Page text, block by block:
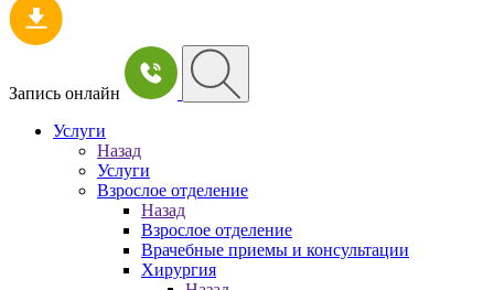
Запись онлайн
Услуги
Назад
Услуги
Взрослое отделение
Назад
Взрослое отделение
Врачебные приемы и консультации
Хирургия